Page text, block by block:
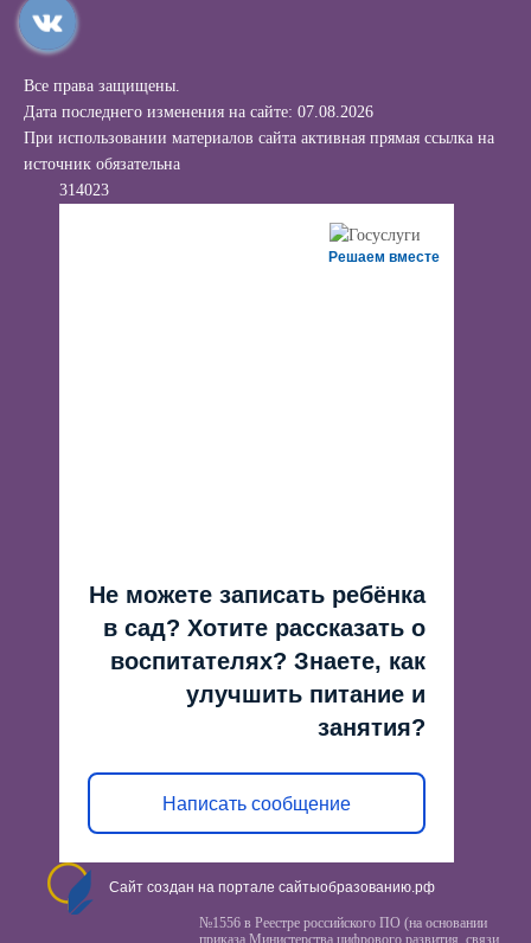
Все права защищены.
Дата последнего изменения на сайте: 07.08.2026
При использовании материалов сайта активная прямая ссылка на
источник обязательна
314023
Решаем вместе
Не можете записать ребёнка
в сад? Хотите рассказать о
воспитателях? Знаете, как
улучшить питание и
занятия?
Написать сообщение
Сайт создан на портале сайтыобразованию.рф
№1556 в Реестре российского ПО (на основании
приказа Министерства цифрового развития, связи